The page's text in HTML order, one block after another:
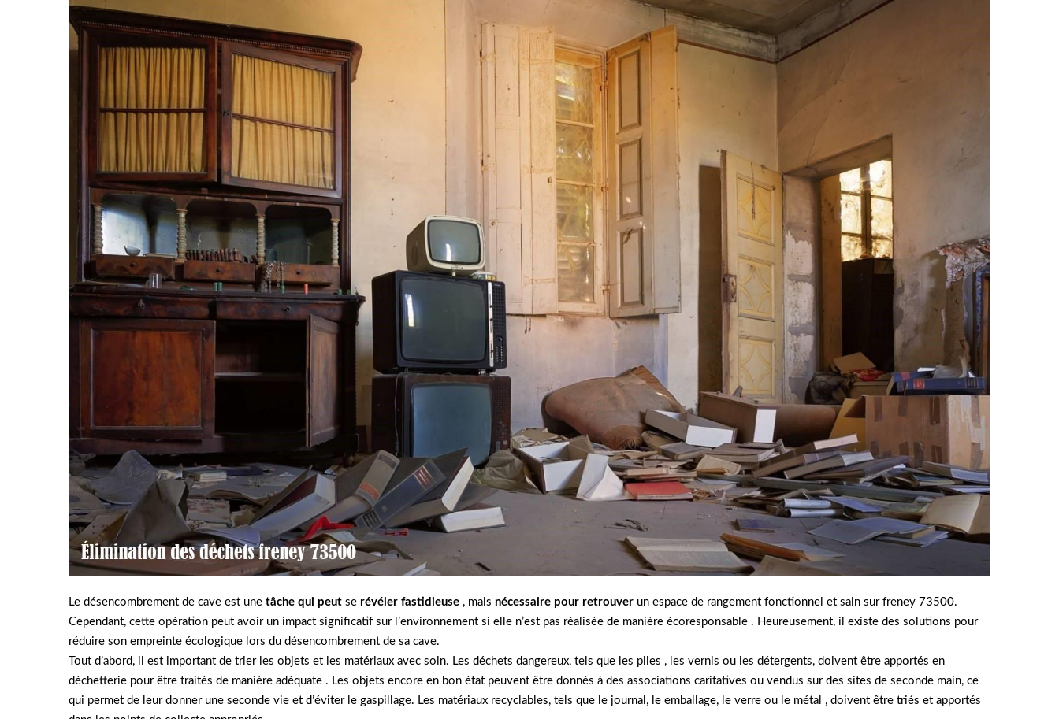
Le désencombrement de cave est une tâche qui peut se révéler fastidieuse , mais nécessaire pour retrouver un espace de rangement fonctionnel et sain sur freney 73500.
Cependant, cette opération peut avoir un impact significatif sur l’environnement si elle n’est pas réalisée de manière écoresponsable . Heureusement, il existe des solutions pour
réduire son empreinte écologique lors du désencombrement de sa cave.
Tout d’abord, il est important de trier les objets et les matériaux avec soin. Les déchets dangereux, tels que les piles , les vernis ou les détergents, doivent être apportés en
déchetterie pour être traités de manière adéquate . Les objets encore en bon état peuvent être donnés à des associations caritatives ou vendus sur des sites de seconde main, ce
qui permet de leur donner une seconde vie et d’éviter le gaspillage. Les matériaux recyclables, tels que le journal, le emballage, le verre ou le métal , doivent être triés et apportés